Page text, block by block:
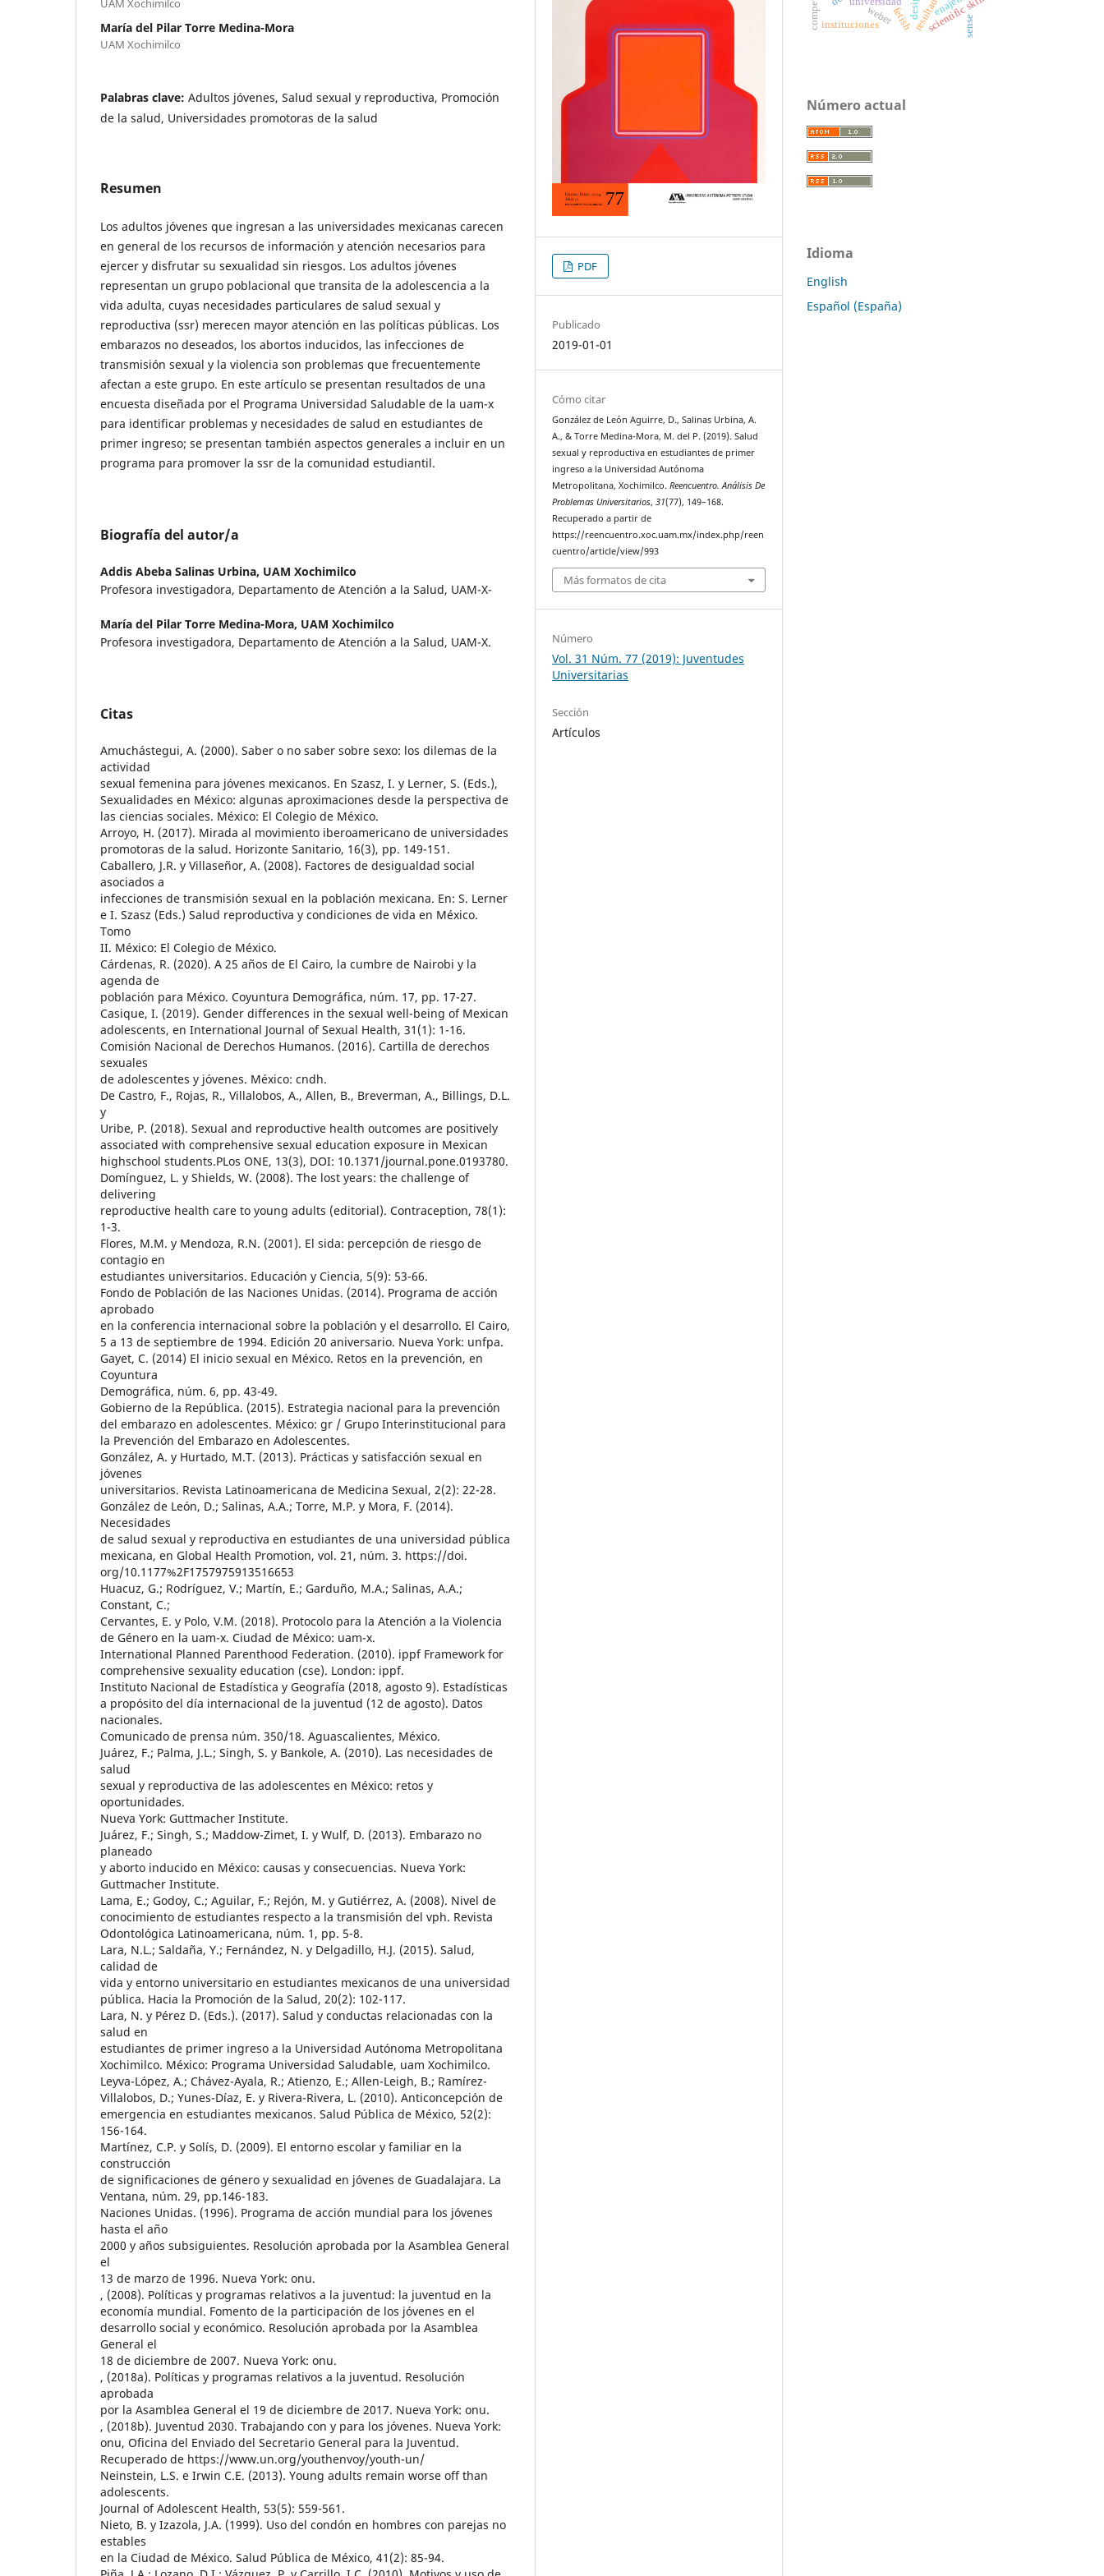
UAM Xochimilco
María del Pilar Torre Medina-Mora
UAM Xochimilco
Palabras clave: Adultos jóvenes, Salud sexual y reproductiva, Promoción
de la salud, Universidades promotoras de la salud
Resumen
Los adultos jóvenes que ingresan a las universidades mexicanas carecen
en general de los recursos de información y atención necesarios para
ejercer y disfrutar su sexualidad sin riesgos. Los adultos jóvenes
representan un grupo poblacional que transita de la adolescencia a la
vida adulta, cuyas necesidades particulares de salud sexual y
reproductiva (ssr) merecen mayor atención en las políticas públicas. Los
embarazos no deseados, los abortos inducidos, las infecciones de
transmisión sexual y la violencia son problemas que frecuentemente
afectan a este grupo. En este artículo se presentan resultados de una
encuesta diseñada por el Programa Universidad Saludable de la uam-x
para identificar problemas y necesidades de salud en estudiantes de
primer ingreso; se presentan también aspectos generales a incluir en un
programa para promover la ssr de la comunidad estudiantil.
Biografía del autor/a
Addis Abeba Salinas Urbina, UAM Xochimilco
Profesora investigadora, Departamento de Atención a la Salud, UAM-X-
María del Pilar Torre Medina-Mora, UAM Xochimilco
Profesora investigadora, Departamento de Atención a la Salud, UAM-X.
Citas
Amuchástegui, A. (2000). Saber o no saber sobre sexo: los dilemas de la
actividad
sexual femenina para jóvenes mexicanos. En Szasz, I. y Lerner, S. (Eds.),
Sexualidades en México: algunas aproximaciones desde la perspectiva de
las ciencias sociales. México: El Colegio de México.
Arroyo, H. (2017). Mirada al movimiento iberoamericano de universidades
promotoras de la salud. Horizonte Sanitario, 16(3), pp. 149-151.
Caballero, J.R. y Villaseñor, A. (2008). Factores de desigualdad social
asociados a
infecciones de transmisión sexual en la población mexicana. En: S. Lerner
e I. Szasz (Eds.) Salud reproductiva y condiciones de vida en México.
Tomo
II. México: El Colegio de México.
Cárdenas, R. (2020). A 25 años de El Cairo, la cumbre de Nairobi y la
agenda de
población para México. Coyuntura Demográfica, núm. 17, pp. 17-27.
Casique, I. (2019). Gender differences in the sexual well-being of Mexican
adolescents, en International Journal of Sexual Health, 31(1): 1-16.
Comisión Nacional de Derechos Humanos. (2016). Cartilla de derechos
sexuales
de adolescentes y jóvenes. México: cndh.
De Castro, F., Rojas, R., Villalobos, A., Allen, B., Breverman, A., Billings, D.L.
y
Uribe, P. (2018). Sexual and reproductive health outcomes are positively
associated with comprehensive sexual education exposure in Mexican
highschool students.PLos ONE, 13(3), DOI: 10.1371/journal.pone.0193780.
Domínguez, L. y Shields, W. (2008). The lost years: the challenge of
delivering
reproductive health care to young adults (editorial). Contraception, 78(1):
1-3.
Flores, M.M. y Mendoza, R.N. (2001). El sida: percepción de riesgo de
contagio en
estudiantes universitarios. Educación y Ciencia, 5(9): 53-66.
Fondo de Población de las Naciones Unidas. (2014). Programa de acción
aprobado
en la conferencia internacional sobre la población y el desarrollo. El Cairo,
5 a 13 de septiembre de 1994. Edición 20 aniversario. Nueva York: unfpa.
Gayet, C. (2014) El inicio sexual en México. Retos en la prevención, en
Coyuntura
Demográfica, núm. 6, pp. 43-49.
Gobierno de la República. (2015). Estrategia nacional para la prevención
del embarazo en adolescentes. México: gr / Grupo Interinstitucional para
la Prevención del Embarazo en Adolescentes.
González, A. y Hurtado, M.T. (2013). Prácticas y satisfacción sexual en
jóvenes
universitarios. Revista Latinoamericana de Medicina Sexual, 2(2): 22-28.
González de León, D.; Salinas, A.A.; Torre, M.P. y Mora, F. (2014).
Necesidades
de salud sexual y reproductiva en estudiantes de una universidad pública
mexicana, en Global Health Promotion, vol. 21, núm. 3. https://doi.
org/10.1177%2F1757975913516653
Huacuz, G.; Rodríguez, V.; Martín, E.; Garduño, M.A.; Salinas, A.A.;
Constant, C.;
Cervantes, E. y Polo, V.M. (2018). Protocolo para la Atención a la Violencia
de Género en la uam-x. Ciudad de México: uam-x.
International Planned Parenthood Federation. (2010). ippf Framework for
comprehensive sexuality education (cse). London: ippf.
Instituto Nacional de Estadística y Geografía (2018, agosto 9). Estadísticas
a propósito del día internacional de la juventud (12 de agosto). Datos
nacionales.
Comunicado de prensa núm. 350/18. Aguascalientes, México.
Juárez, F.; Palma, J.L.; Singh, S. y Bankole, A. (2010). Las necesidades de
salud
sexual y reproductiva de las adolescentes en México: retos y
oportunidades.
Nueva York: Guttmacher Institute.
Juárez, F.; Singh, S.; Maddow-Zimet, I. y Wulf, D. (2013). Embarazo no
planeado
y aborto inducido en México: causas y consecuencias. Nueva York:
Guttmacher Institute.
Lama, E.; Godoy, C.; Aguilar, F.; Rejón, M. y Gutiérrez, A. (2008). Nivel de
conocimiento de estudiantes respecto a la transmisión del vph. Revista
Odontológica Latinoamericana, núm. 1, pp. 5-8.
Lara, N.L.; Saldaña, Y.; Fernández, N. y Delgadillo, H.J. (2015). Salud,
calidad de
vida y entorno universitario en estudiantes mexicanos de una universidad
pública. Hacia la Promoción de la Salud, 20(2): 102-117.
Lara, N. y Pérez D. (Eds.). (2017). Salud y conductas relacionadas con la
salud en
estudiantes de primer ingreso a la Universidad Autónoma Metropolitana
Xochimilco. México: Programa Universidad Saludable, uam Xochimilco.
Leyva-López, A.; Chávez-Ayala, R.; Atienzo, E.; Allen-Leigh, B.; Ramírez-
Villalobos, D.; Yunes-Díaz, E. y Rivera-Rivera, L. (2010). Anticoncepción de
emergencia en estudiantes mexicanos. Salud Pública de México, 52(2):
156-164.
Martínez, C.P. y Solís, D. (2009). El entorno escolar y familiar en la
construcción
de significaciones de género y sexualidad en jóvenes de Guadalajara. La
Ventana, núm. 29, pp.146-183.
Naciones Unidas. (1996). Programa de acción mundial para los jóvenes
hasta el año
2000 y años subsiguientes. Resolución aprobada por la Asamblea General
el
13 de marzo de 1996. Nueva York: onu.
, (2008). Políticas y programas relativos a la juventud: la juventud en la
economía mundial. Fomento de la participación de los jóvenes en el
desarrollo social y económico. Resolución aprobada por la Asamblea
General el
18 de diciembre de 2007. Nueva York: onu.
, (2018a). Políticas y programas relativos a la juventud. Resolución
aprobada
por la Asamblea General el 19 de diciembre de 2017. Nueva York: onu.
, (2018b). Juventud 2030. Trabajando con y para los jóvenes. Nueva York:
onu, Oficina del Enviado del Secretario General para la Juventud.
Recuperado de https://www.un.org/youthenvoy/youth-un/
Neinstein, L.S. e Irwin C.E. (2013). Young adults remain worse off than
adolescents.
Journal of Adolescent Health, 53(5): 559-561.
Nieto, B. y Izazola, J.A. (1999). Uso del condón en hombres con parejas no
estables
en la Ciudad de México. Salud Pública de México, 41(2): 85-94.
PDF
Publicado
2019-01-01
Cómo citar
González de León Aguirre, D., Salinas Urbina, A.
A., & Torre Medina-Mora, M. del P. (2019). Salud
sexual y reproductiva en estudiantes de primer
ingreso a la Universidad Autónoma
Metropolitana, Xochimilco.Reencuentro. Análisis De
Problemas Universitarios,31(77), 149–168.
Recuperado a partir de
https://reencuentro.xoc.uam.mx/index.php/reen
cuentro/article/view/993
Más formatos de cita
Número
Vol. 31 Núm. 77 (2019): Juventudes
Universitarias
Sección
Artículos
weber
instituciones fetish scientific skills
sense
Número actual
Idioma
English
Español (España)